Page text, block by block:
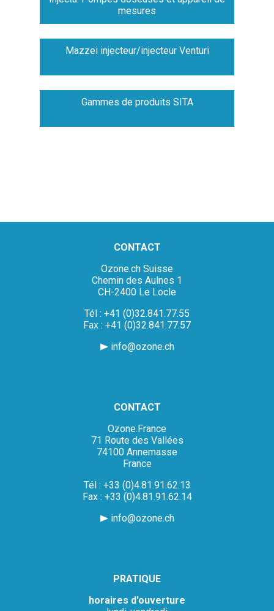
mesures
Mazzei injecteur/injecteur Venturi
Gammes de produits SITA
CONTACT
Ozone.ch Suisse
Chemin des Aulnes 1
CH-2400 Le Locle
Tél : +41 (0)32.841.77.55
Fax : +41 (0)32.841.77.57
info@ozone.ch
CONTACT
Ozone.France
71 Route des Vallées
74100 Annemasse
France
Tél : +33 (0)4.81.91.62.13
Fax : +33 (0)4.81.91.62.14
info@ozone.ch
PRATIQUE
horaires d'ouverture